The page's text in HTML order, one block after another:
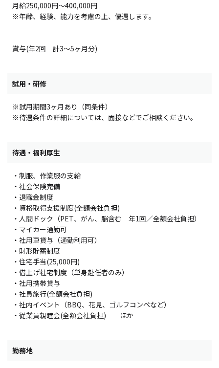
月給250,000円〜400,000円
※年齢、経験、能力を考慮の上、優遇します。
賞与(年2回 計3～5ヶ月分)
試用・研修
※試用期間3ヶ月あり（同条件）
※待遇条件の詳細については、面接などでご相談ください。
待遇・福利厚生
・制服、作業服の支給
・社会保険完備
・退職金制度
・資格取得支援制度(全額会社負担)
・人間ドック（PET、がん、脳含む 年1回／全額会社負担）
・マイカー通勤可
・社用車貸与（通勤利用可）
・財形貯蓄制度
・住宅手当(25,000円)
・借上げ社宅制度（単身赴任者のみ）
・社用携帯貸与
・社員旅行(全額会社負担)
・社内イベント（BBQ、花見、ゴルフコンペなど）
・従業員親睦会(全額会社負担) ほか
勤務地